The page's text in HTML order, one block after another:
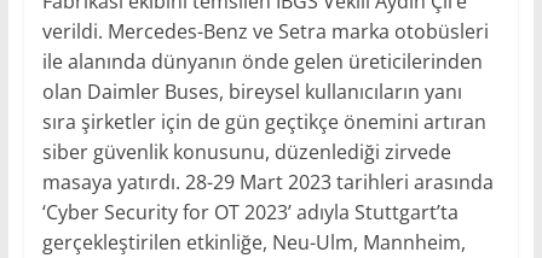
verildi. Mercedes-Benz ve Setra marka otobüsleri
ile alanında dünyanın önde gelen üreticilerinden
olan Daimler Buses, bireysel kullanıcıların yanı
sıra şirketler için de gün geçtikçe önemini artıran
siber güvenlik konusunu, düzenlediği zirvede
masaya yatırdı. 28-29 Mart 2023 tarihleri arasında
‘Cyber Security for OT 2023’ adıyla Stuttgart’ta
gerçekleştirilen etkinliğe, Neu-Ulm, Mannheim,